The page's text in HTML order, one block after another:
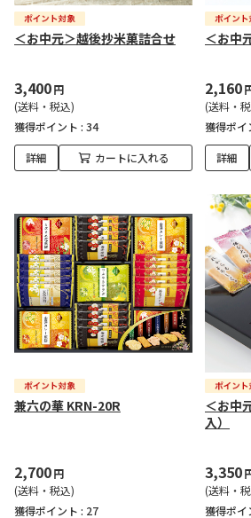
＜お中元＞越後抄米菓詰合せ
3,400円
(送料・税込)
獲得ポイント : 34
詳細 カートに入れる
＜お中
2,160
(送料・
獲得ポイ
詳細
兼六の華 KRN-20R
2,700円
(送料・税込)
獲得ポイント : 27
＜お中
入）
3,350
(送料・
獲得ポイ